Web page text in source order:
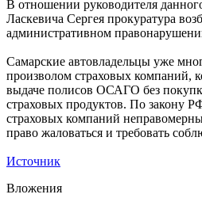
В отношении руководителя
Ласкевича Сергея прокуратура
административном
Самарские автовладельцы уже
произволом страховых компаний,
выдаче полисов ОСАГО без
страховых продуктов. По закону
страховых компаний
право жаловаться и требовать
Источник
Вложения